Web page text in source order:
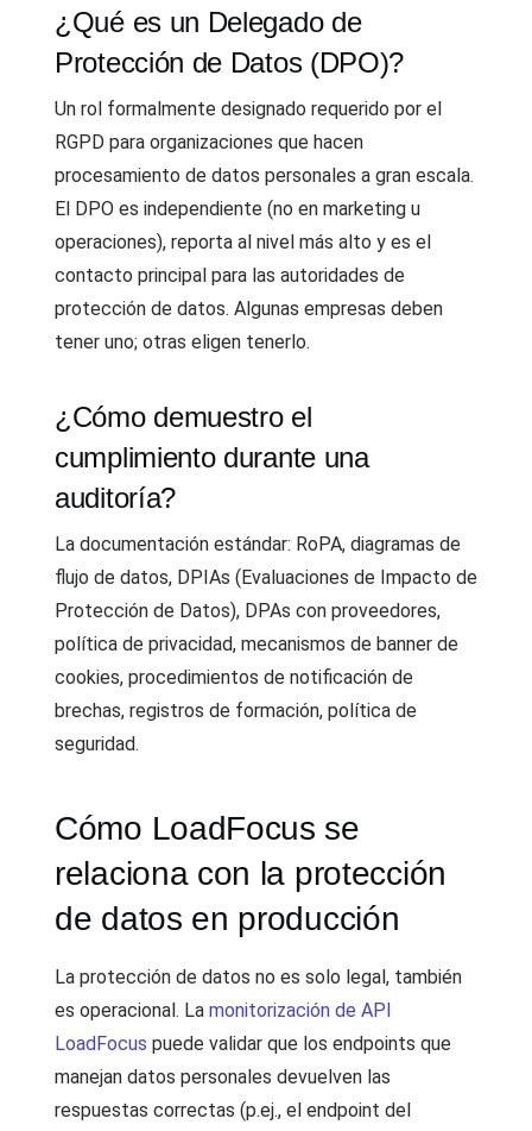
¿Qué es un Delegado de
Protección de Datos (DPO)?
Un rol formalmente designado requerido por el
RGPD para organizaciones que hacen
procesamiento de datos personales a gran escala.
El DPO es independiente (no en marketing u
operaciones), reporta al nivel más alto y es el
contacto principal para las autoridades de
protección de datos. Algunas empresas deben
tener uno; otras eligen tenerlo.
¿Cómo demuestro el
cumplimiento durante una
auditoría?
La documentación estándar: RoPA, diagramas de
flujo de datos, DPIAs (Evaluaciones de Impacto de
Protección de Datos), DPAs con proveedores,
política de privacidad, mecanismos de banner de
cookies, procedimientos de notificación de
brechas, registros de formación, política de
seguridad.
Cómo LoadFocus se
relaciona con la protección
de datos en producción
La protección de datos no es solo legal, también
es operacional. La monitorización de API
LoadFocus puede validar que los endpoints que
manejan datos personales devuelven las
respuestas correctas (p.ej., el endpoint del